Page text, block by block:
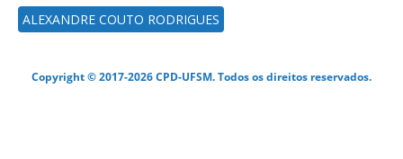
ALEXANDRE COUTO RODRIGUES
Copyright © 2017-2026 CPD-UFSM. Todos os direitos reservados.